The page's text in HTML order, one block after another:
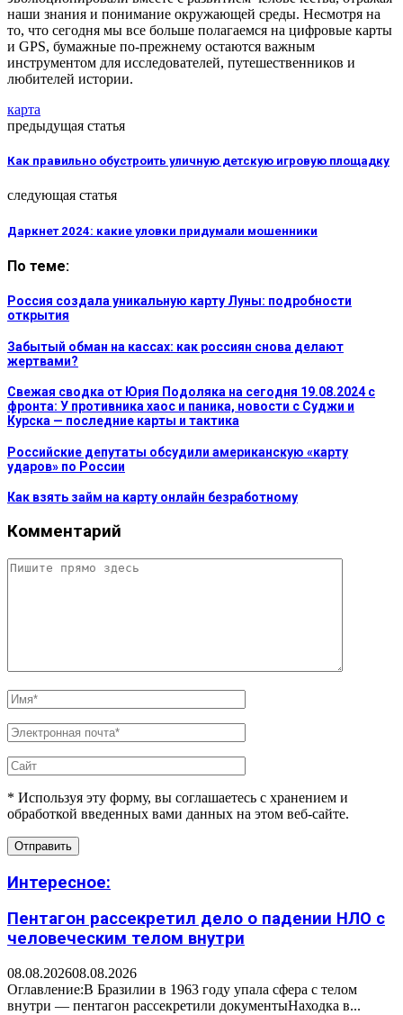
наши знания и понимание окружающей среды. Несмотря на
то, что сегодня мы все больше полагаемся на цифровые карты
и GPS, бумажные по-прежнему остаются важным
инструментом для исследователей, путешественников и
любителей истории.
карта
предыдущая статья
Как правильно обустроить уличную детскую игровую площадку
следующая статья
Даркнет 2024: какие уловки придумали мошенники
По теме:
Россия создала уникальную карту Луны: подробности
открытия
Забытый обман на кассах: как россиян снова делают
жертвами?
Свежая сводка от Юрия Подоляка на сегодня 19.08.2024 с
фронта: У противника хаос и паника, новости с Суджи и
Курска — последние карты и тактика
Российские депутаты обсудили американскую «карту
ударов» по России
Как взять займ на карту онлайн безработному
Комментарий
* Используя эту форму, вы соглашаетесь с хранением и
обработкой введенных вами данных на этом веб-сайте.
Интересное:
Пентагон рассекретил дело о падении НЛО с
человеческим телом внутри
08.08.202608.08.2026
Оглавление:В Бразилии в 1963 году упала сфера с телом
внутри — пентагон рассекретили документыНаходка в...